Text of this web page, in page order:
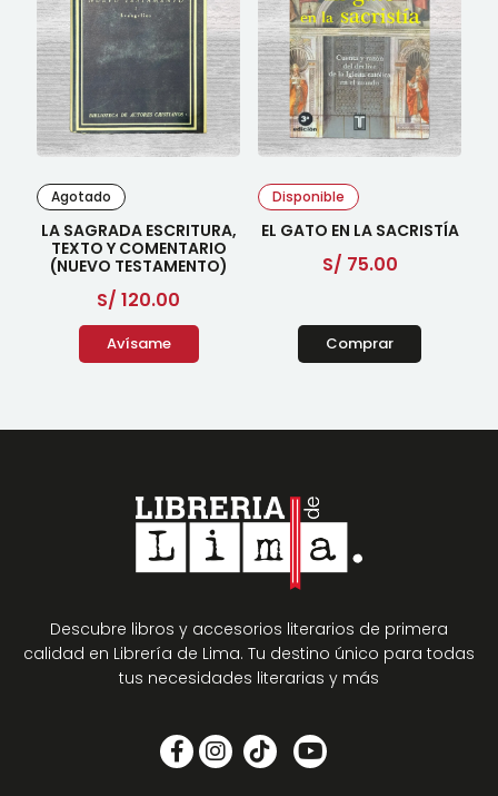
Agotado
LA SAGRADA ESCRITURA,
TEXTO Y COMENTARIO
(NUEVO TESTAMENTO)
S/ 120.00
Avísame
Disponible
EL GATO EN LA SACRISTÍA
S/ 75.00
Comprar
Descubre libros y accesorios literarios de primera
calidad en Librería de Lima. Tu destino único para todas
tus necesidades literarias y más